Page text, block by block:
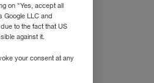
on "Yes, accept all
LLC and
to the fact that US
against it.
your consent at any